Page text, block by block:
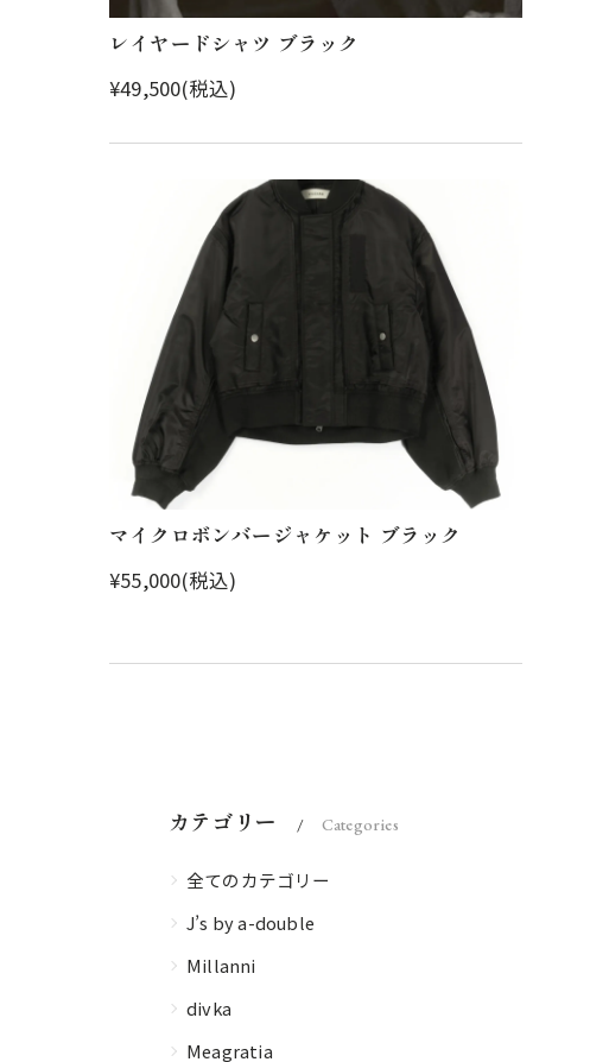
レイヤードシャツ ブラック
¥49,500(税込)
マイクロボンバージャケット ブラック
¥55,000(税込)
カテゴリー Categories
全てのカテゴリー
J’s by a-double
Millanni
divka
Meagratia